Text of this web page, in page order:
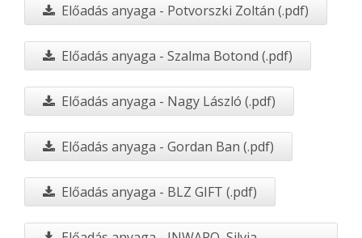
Előadás anyaga - Potvorszki Zoltán (.pdf)
Előadás anyaga - Szalma Botond (.pdf)
Előadás anyaga - Nagy László (.pdf)
Előadás anyaga - Gordan Ban (.pdf)
Előadás anyaga - BLZ GIFT (.pdf)